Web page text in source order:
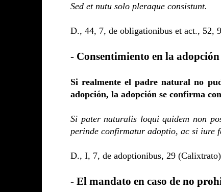
Sed et nutu solo pleraque consistunt.
D., 44, 7, de obligationibus et act., 52,
- Consentimiento en la adopción
Si realmente el padre natural no
adopción, la adopción se confirma
Si pater naturalis loqui quidem non
perinde confirmatur adoptio, ac si iure
D., I, 7, de adoptionibus, 29
- El mandato en caso de no